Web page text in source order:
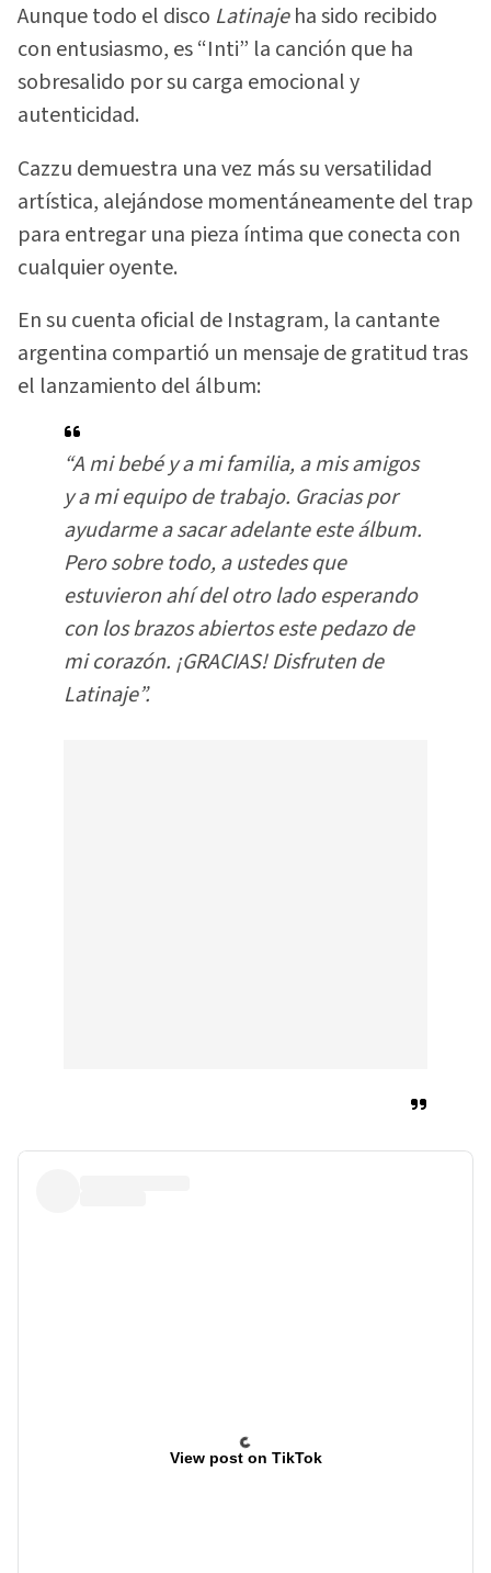
Aunque todo el disco Latinajeha sido recibido
con entusiasmo, es “Inti” la canción que ha
sobresalido por su carga emocional y
autenticidad.
Cazzu demuestra una vez más su versatilidad
artística, alejándose momentáneamente del trap
para entregar una pieza íntima que conecta con
cualquier oyente.
En su cuenta oficial de Instagram, la cantante
argentina compartió un mensaje de gratitud tras
el lanzamiento del álbum:
“A mi bebé y a mi familia, a mis amigos
y a mi equipo de trabajo. Gracias por
ayudarme a sacar adelante este álbum.
Pero sobre todo, a ustedes que
estuvieron ahí del otro lado esperando
con los brazos abiertos este pedazo de
mi corazón. ¡GRACIAS! Disfruten de
Latinaje”.
View post on TikTok